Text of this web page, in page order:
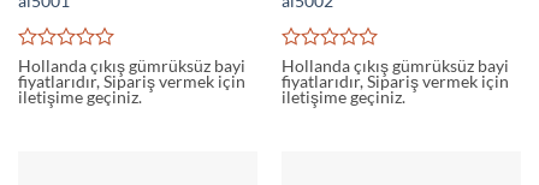
5
üzerinden
0
Hollanda çıkış gümrüksüz bayi
fiyatlarıdır, Sipariş vermek için
iletişime geçiniz.
5
üzerinden
0
Hollanda çıkış gümrüksüz bayi
fiyatlarıdır, Sipariş vermek için
iletişime geçiniz.